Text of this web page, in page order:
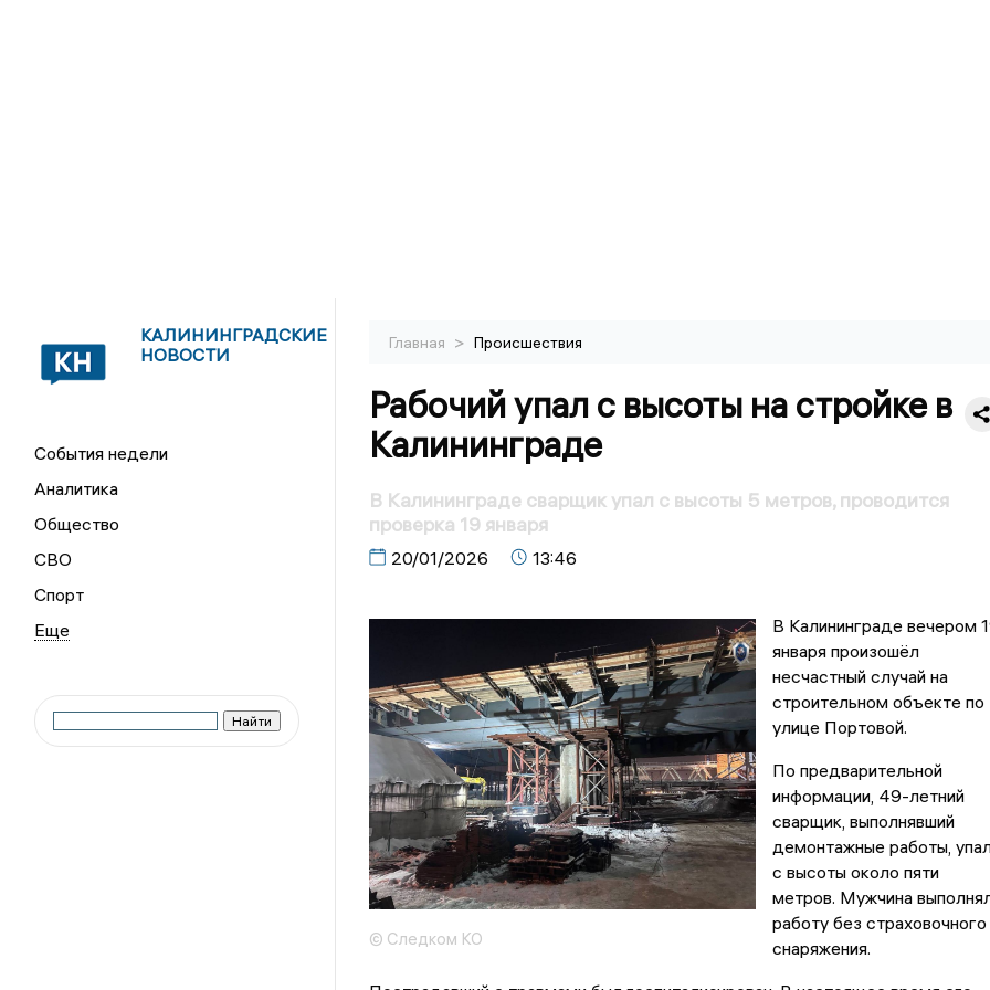
КАЛИНИНГРАДСКИЕ
НОВОСТИ
События недели
Аналитика
Общество
СВО
Спорт
Главная > Происшествия
Рабочий упал с высоты на стройке в
Калининграде
В Калининграде сварщик упал с высоты 5 метров, проводится
проверка 19 января
20/01/2026 13:46
© Следком КО
В Калининграде вечером
января произошёл
несчастный случай на
строительном объекте по
улице Портовой.
По предварительной
информации, 49-летний
сварщик, выполнявший
демонтажные работы,
с высоты около пяти
метров. Мужчина
работу без страховочного
снаряжения.